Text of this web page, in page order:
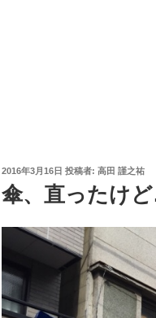
投
日:
2016年3月16日 投稿者: 高田 謹之祐
傘、直ったけ